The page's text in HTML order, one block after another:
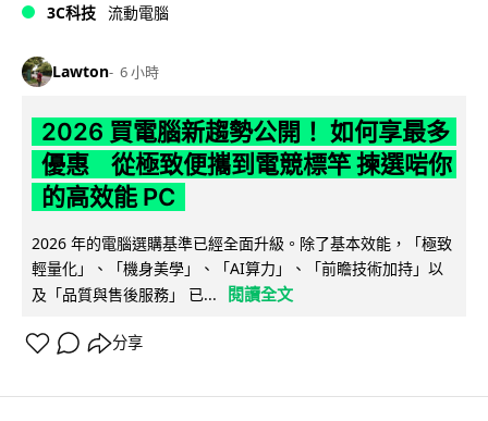
3C科技 流動電腦
Lawton 6 小時
2026 買電腦新趨勢公開！ 如何享最多
優惠 從極致便攜到電競標竿 揀選啱你
的高效能 PC
2026 年的電腦選購基準已經全面升級。除了基本效能，「極致
輕量化」、「機身美學」、「AI算力」、「前瞻技術加持」以
及「品質與售後服務」 已...
閱讀全文
分享